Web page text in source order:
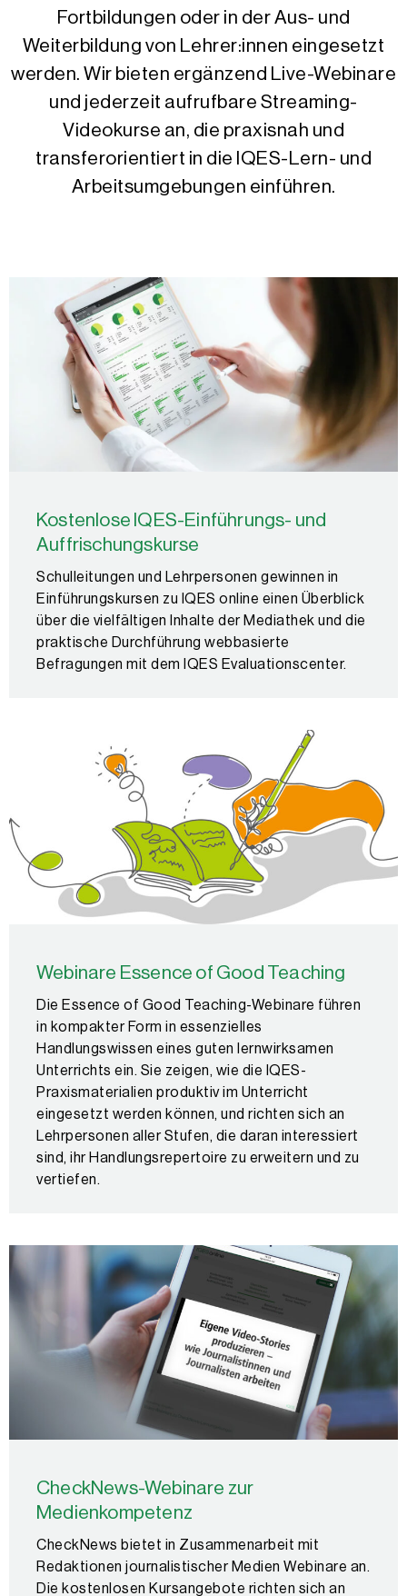
Fortbildungen oder in der Aus- und
Weiterbildung von Lehrer:innen eingesetzt
werden. Wir bieten ergänzend Live-Webinare
und jederzeit aufrufbare Streaming-
Videokurse an, die praxisnah und
transferorientiert in die IQES-Lern- und
Arbeitsumgebungen einführen.
Kostenlose IQES-Einführungs- und
Auffrischungskurse
Schulleitungen und Lehrpersonen gewinnen in
Einführungskursen zu IQES online einen Überblick
über die vielfältigen Inhalte der Mediathek und die
praktische Durchführung webbasierte
Befragungen mit dem IQES Evaluationscenter.
Webinare Essence of Good Teaching
Die Essence of Good Teaching-Webinare führen
in kompakter Form in essenzielles
Handlungswissen eines guten lernwirksamen
Unterrichts ein. Sie zeigen, wie die IQES-
Praxismaterialien produktiv im Unterricht
eingesetzt werden können, und richten sich an
Lehrpersonen aller Stufen, die daran interessiert
sind, ihr Handlungsrepertoire zu erweitern und zu
vertiefen.
CheckNews-Webinare zur
Medienkompetenz
CheckNews bietet in Zusammenarbeit mit
Redaktionen journalistischer Medien Webinare an.
Die kostenlosen Kursangebote richten sich an